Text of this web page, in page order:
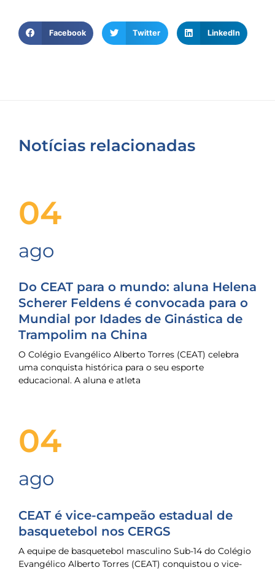
Facebook Twitter LinkedIn
Notícias relacionadas
04
ago
Do CEAT para o mundo: aluna Helena
Scherer Feldens é convocada para o
Mundial por Idades de Ginástica de
Trampolim na China
O Colégio Evangélico Alberto Torres (CEAT) celebra
uma conquista histórica para o seu esporte
educacional. A aluna e atleta
04
ago
CEAT é vice-campeão estadual de
basquetebol nos CERGS
A equipe de basquetebol masculino Sub-14 do Colégio
Evangélico Alberto Torres (CEAT) conquistou o vice-